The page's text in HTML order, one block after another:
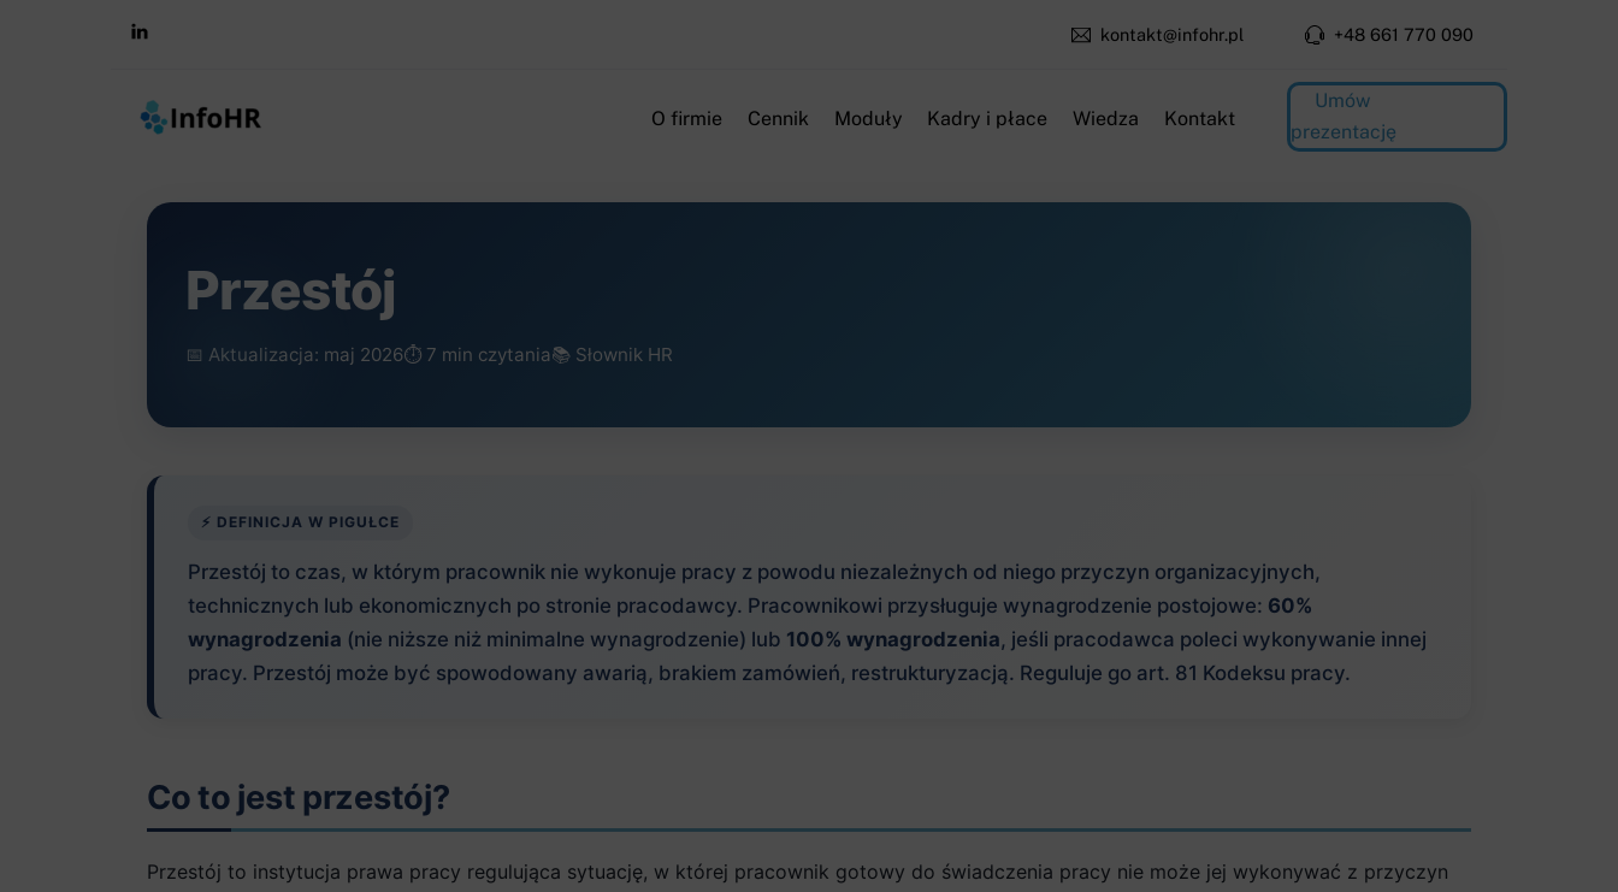
kontakt@infohr.pl +48 661 770 090
O firmie Cennik Moduły Kadry i płace Wiedza Kontakt
Umów
prezentację
Przestój
📅 Aktualizacja: maj 2026⏱️ 7 min czytania📚 Słownik HR
⚡ DEFINICJA W PIGUŁCE
Przestój to czas, w którym pracownik nie wykonuje pracy z powodu niezależnych od niego przyczyn organizacyjnych,
technicznych lub ekonomicznych po stronie pracodawcy. Pracownikowi przysługuje wynagrodzenie postojowe: 60%
wynagrodzenia (nie niższe niż minimalne wynagrodzenie) lub 100% wynagrodzenia, jeśli pracodawca poleci wykonywanie innej
pracy. Przestój może być spowodowany awarią, brakiem zamówień, restrukturyzacją. Reguluje go art. 81 Kodeksu pracy.
Co to jest przestój?
Przestój to instytucja prawa pracy regulująca sytuację, w której pracownik gotowy do świadczenia pracy nie może jej wykonywać z przyczyn